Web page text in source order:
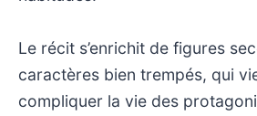
Le récit s’enrichit de figures
caractères bien trempés, qui
compliquer la vie des